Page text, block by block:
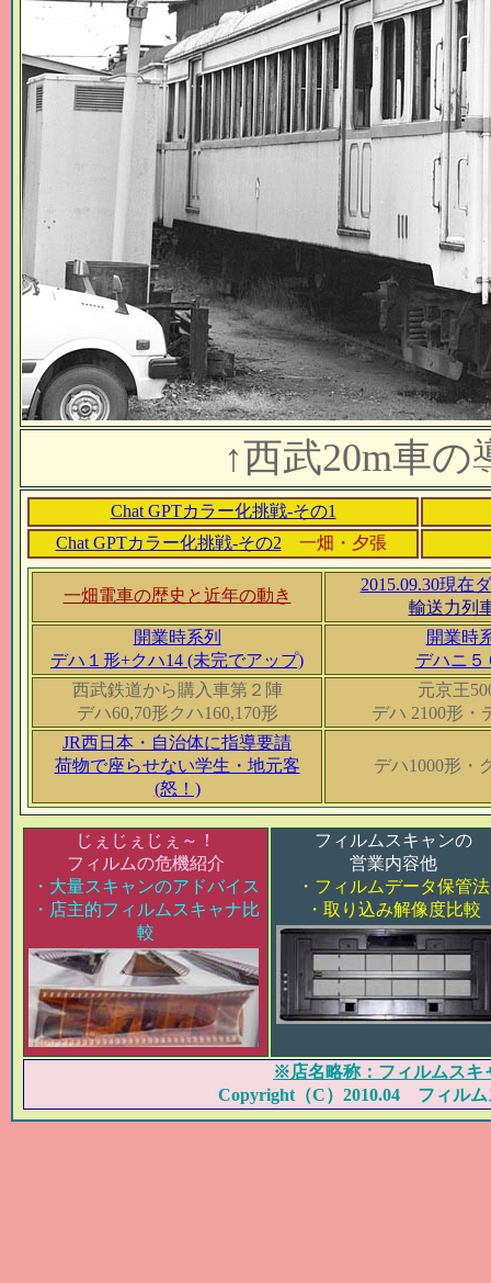
↑西武20m車の
Chat GPTカラー化挑戦-その1
Chat GPTカラー化挑戦-その2
一畑・夕張
一畑電車の歴史と近年の動き
2015.09.30現在
輸送力列
開業時系列
デハ１形+クハ14 (未完でアップ)
開業時
デハニ
西武鉄道から購入車第２陣
デハ60,70形クハ160,170形
元京王
デハ 2100形・
JR西日本・自治体に指導要請
荷物で座らせない学生・地元客
(怒！)
デハ1000形・
じぇじぇじぇ～！
フィルムの危機紹介
・大量スキャンのアドバイス
・店主的フィルムスキャナ比
較
フィルムスキャンの
営業内容他
・フィルムデータ保管法
・取り込み解像度比較
※店名略称：フィルムスキ
Copyright（C）2010.04 フィルム